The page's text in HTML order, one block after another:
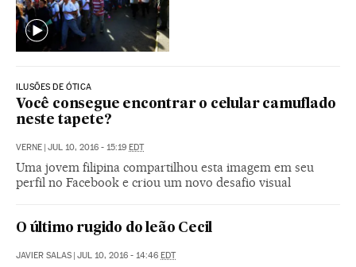
ILUSÕES DE ÓTICA
Você consegue encontrar o celular camuflado
neste tapete?
VERNE JUL 10, 2016 - 15:19 EDT
Uma jovem filipina compartilhou esta imagem em seu
perfil no Facebook e criou um novo desafio visual
O último rugido do leão Cecil
JAVIER SALAS JUL 10, 2016 - 14:46 EDT